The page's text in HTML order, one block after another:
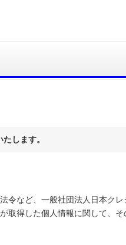
します。
令など、一般社団法人日本クレ
取得した個人情報に関して、そ